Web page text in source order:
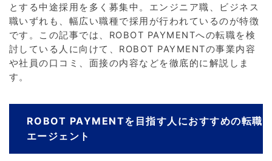
とする中途採用を多く募集中。エンジニア職、ビジネス
職いずれも、幅広い職種で採用が行われているのが特徴
です。この記事では、ROBOT PAYMENTへの転職を検
討している人に向けて、ROBOT PAYMENTの事業内容
や社員の口コミ、面接の内容などを徹底的に解説しま
す。
ROBOT PAYMENTを目指す人におすすめの転職
エージェント